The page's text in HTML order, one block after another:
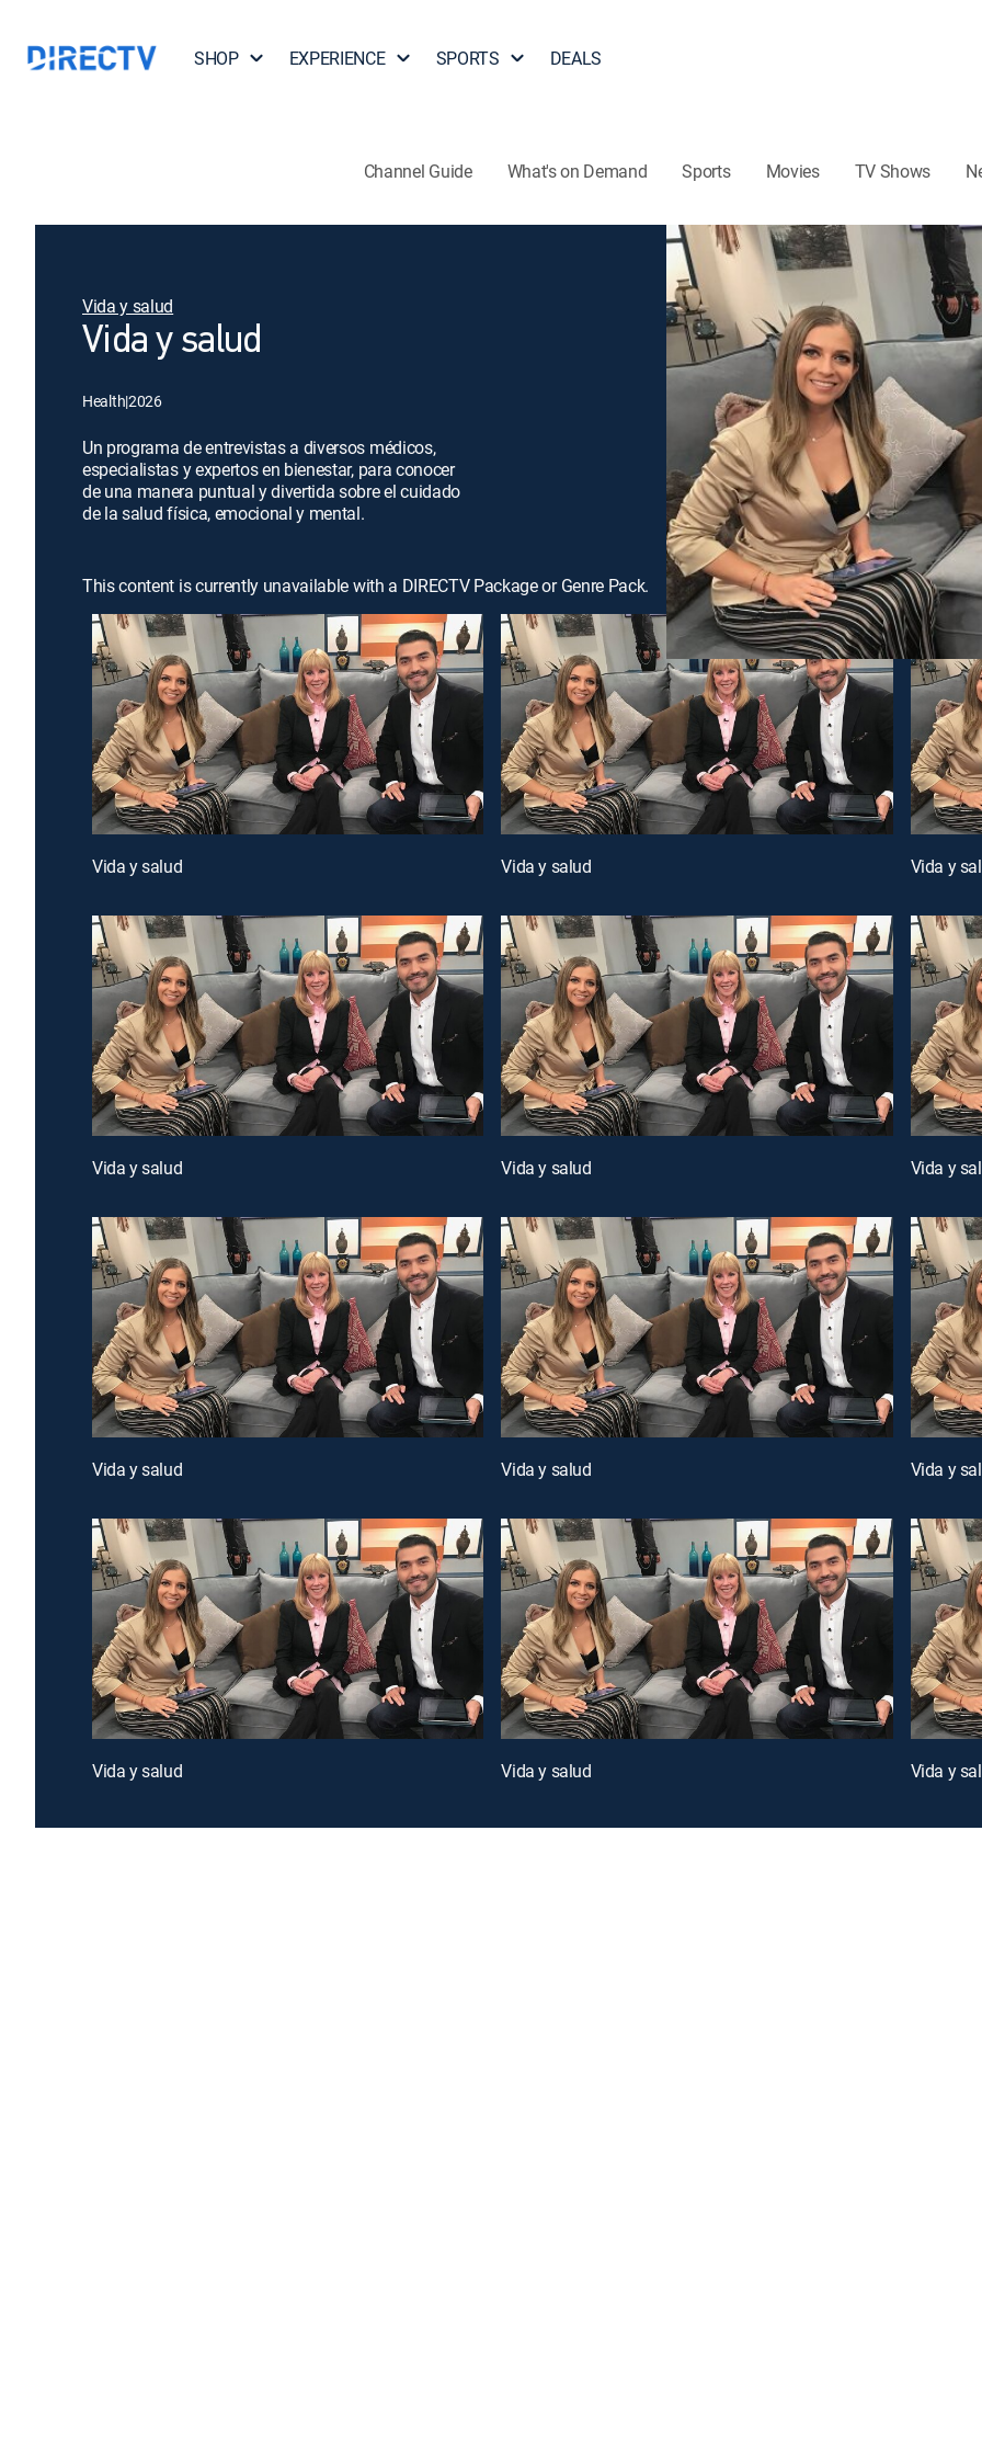
SHOP EXPERIENCE SPORTS DEALS
Channel Guide What's on Demand Sports Movies TV Shows
Vida y salud
Vida y salud
Health|2026
Un programa de entrevistas a diversos médicos,
especialistas y expertos en bienestar, para conocer
de una manera puntual y divertida sobre el cuidado
de la salud física, emocional y mental.
This content is currently unavailable with a DIRECTV Package or Genre Pack.
Vida y salud Vida y salud Vida y
Vida y salud Vida y salud Vida y
Vida y salud Vida y salud Vida y
Vida y salud Vida y salud Vida y